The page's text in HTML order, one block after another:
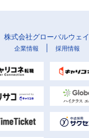
株式会社グローバルウェイ
企業情報 採用情報